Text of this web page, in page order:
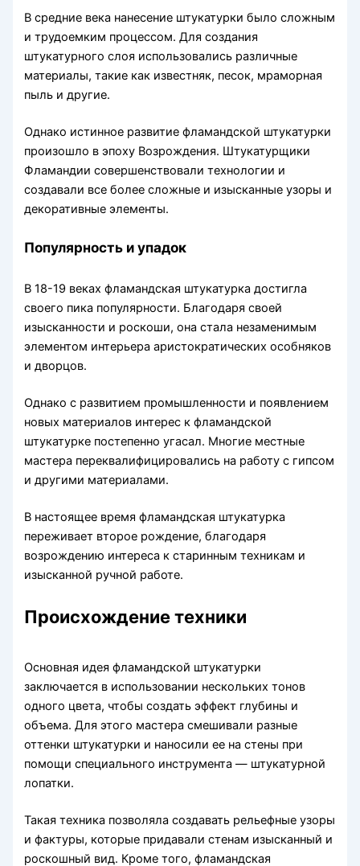
В средние века нанесение штукатурки было сложным
и трудоемким процессом. Для создания
штукатурного слоя использовались различные
материалы, такие как известняк, песок, мраморная
пыль и другие.
Однако истинное развитие фламандской штукатурки
произошло в эпоху Возрождения. Штукатурщики
Фламандии совершенствовали технологии и
создавали все более сложные и изысканные узоры и
декоративные элементы.
Популярность и упадок
В 18-19 веках фламандская штукатурка достигла
своего пика популярности. Благодаря своей
изысканности и роскоши, она стала незаменимым
элементом интерьера аристократических особняков
и дворцов.
Однако с развитием промышленности и появлением
новых материалов интерес к фламандской
штукатурке постепенно угасал. Многие местные
мастера переквалифицировались на работу с гипсом
и другими материалами.
В настоящее время фламандская штукатурка
переживает второе рождение, благодаря
возрождению интереса к старинным техникам и
изысканной ручной работе.
Происхождение техники
Основная идея фламандской штукатурки
заключается в использовании нескольких тонов
одного цвета, чтобы создать эффект глубины и
объема. Для этого мастера смешивали разные
оттенки штукатурки и наносили ее на стены при
помощи специального инструмента — штукатурной
лопатки.
Такая техника позволяла создавать рельефные узоры
и фактуры, которые придавали стенам изысканный и
роскошный вид. Кроме того, фламандская